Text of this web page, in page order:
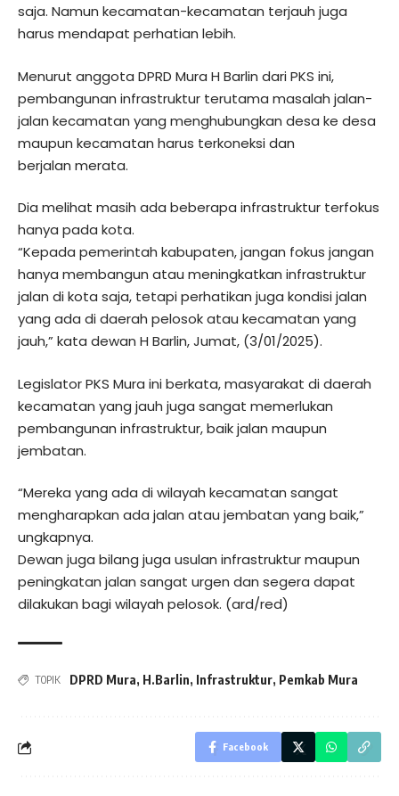
saja. Namun kecamatan-kecamatan terjauh juga
harus mendapat perhatian lebih.
Menurut anggota DPRD Mura H Barlin dari PKS ini,
pembangunan infrastruktur terutama masalah jalan-
jalan kecamatan yang menghubungkan desa ke desa
maupun kecamatan harus terkoneksi dan
berjalan merata.
Dia melihat masih ada beberapa infrastruktur terfokus
hanya pada kota.
“Kepada pemerintah kabupaten, jangan fokus jangan
hanya membangun atau meningkatkan infrastruktur
jalan di kota saja, tetapi perhatikan juga kondisi jalan
yang ada di daerah pelosok atau kecamatan yang
jauh,” kata dewan H Barlin, Jumat, (3/01/2025).
Legislator PKS Mura ini berkata, masyarakat di daerah
kecamatan yang jauh juga sangat memerlukan
pembangunan infrastruktur, baik jalan maupun
jembatan.
“Mereka yang ada di wilayah kecamatan sangat
mengharapkan ada jalan atau jembatan yang baik,”
ungkapnya.
Dewan juga bilang juga usulan infrastruktur maupun
peningkatan jalan sangat urgen dan segera dapat
dilakukan bagi wilayah pelosok. (ard/red)
TOPIK DPRD Mura, H.Barlin, Infrastruktur, Pemkab Mura
Facebook